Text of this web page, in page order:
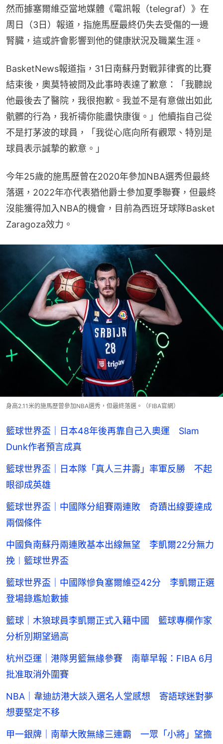
然而據塞爾維亞當地媒體《電訊報（telegraf）》在
周日（3日）報道，指施馬歷最終仍失去受傷的一邊
腎臓，這或許會影響到他的健康狀況及職業生涯。
BasketNews報道指，31日南蘇丹對戰菲律賓的比賽
結束後，奧莫特被問及此事時表達了歉意：「我聽說
他最後去了醫院，我很抱歉。我並不是有意做出如此
骯髒的行為，我祈禱你能盡快康復。」他續指自己從
不是打茅波的球員，「我從心底向所有觀眾、特別是
球員表示誠摯的歉意。」
今年25歲的施馬歷曾在2020年參加NBA選秀但最終
落選，2022年亦代表猶他爵士參加夏季聯賽，但最終
沒能獲得加入NBA的機會，目前為西班牙球隊Basket
Zaragoza效力。
身高2.11米的施馬歷曾參加NBA選秀，但最終落選。（FIBA官網）
籃球世界盃｜日本48年後再靠自己入奧運 Slam
Dunk作者預言成真
籃球世界盃｜日本隊「真人三井壽」率軍反勝 不起
眼卻成英雄
籃球世界盃｜中國隊分組賽兩連敗 奇蹟出線要達成
兩個條件
中國負南蘇丹兩連敗基本出線無望 李凱爾22分無力
挽︱籃球世界盃
籃球世界盃｜中國隊慘負塞爾維亞42分 李凱爾正選
登場錄尷尬數據
籃球｜木狼球員李凱爾正式入籍中國 籃球專欄作家
分析別期望過高
杭州亞運｜港隊男籃無緣參賽 南華早報：FIBA 6月
批准取消外圍賽
NBA｜韋迪訪港大談入選名人堂感想 寄語球迷對夢
想要堅定不移
甲一銀牌｜南華大敗無緣三連霸 一眾「小將」望擔